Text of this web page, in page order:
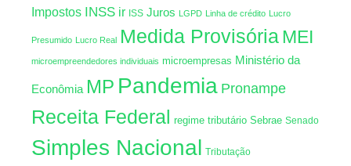
Impostos INSS ir ISS Juros LGPD Linha de crédito Lucro
Presumido Lucro Real Medida ProvisóriaMEI
microempreendedores individuais microempresas Ministério da
Econômia MP Pandemia Pronampe
Receita Federal regime tributário Sebrae Senado
Simples Nacional Tributação